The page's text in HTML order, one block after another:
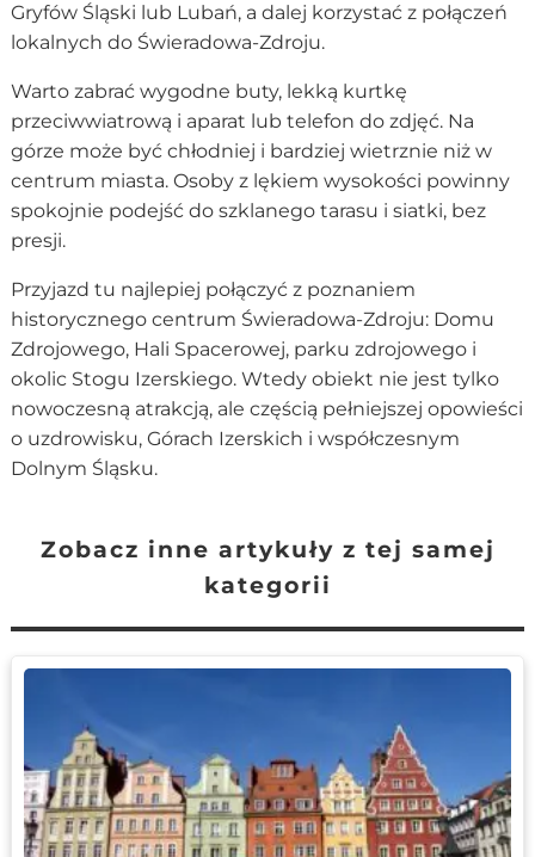
Gryfów Śląski lub Lubań, a dalej korzystać z połączeń
lokalnych do Świeradowa-Zdroju.
Warto zabrać wygodne buty, lekką kurtkę
przeciwwiatrową i aparat lub telefon do zdjęć. Na
górze może być chłodniej i bardziej wietrznie niż w
centrum miasta. Osoby z lękiem wysokości powinny
spokojnie podejść do szklanego tarasu i siatki, bez
presji.
Przyjazd tu najlepiej połączyć z poznaniem
historycznego centrum Świeradowa-Zdroju: Domu
Zdrojowego, Hali Spacerowej, parku zdrojowego i
okolic Stogu Izerskiego. Wtedy obiekt nie jest tylko
nowoczesną atrakcją, ale częścią pełniejszej opowieści
o uzdrowisku, Górach Izerskich i współczesnym
Dolnym Śląsku.
Zobacz inne artykuły z tej samej
kategorii